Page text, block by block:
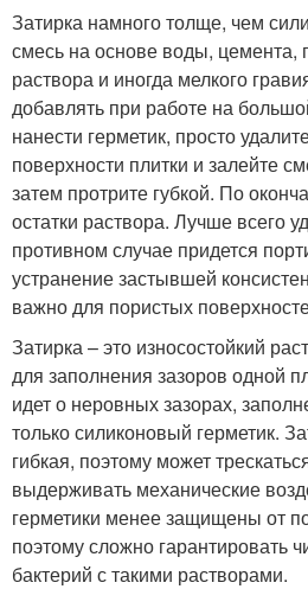
Затирка намного толще, чем
смесь на основе воды, цемента,
раствора и иногда мелкого
добавлять при работе на
нанести герметик, просто
поверхности плитки и залейте
затем протрите губкой. По
остатки раствора. Лучше всего
противном случае придется
устранение застывшей
важно для пористых
Затирка – это износостойкий
для заполнения зазоров одной
идет о неровных зазорах,
только силиконовый герметик.
гибкая, поэтому может
выдерживать механические
герметики менее защищены от
поэтому сложно гарантировать
бактерий с такими растворами.